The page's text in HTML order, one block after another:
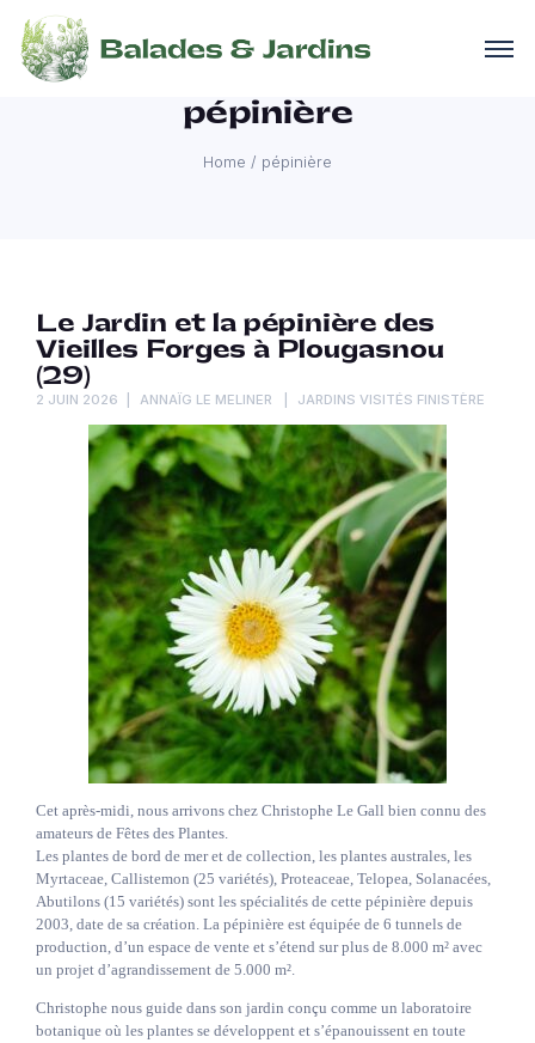
pépinière
Home / pépinière
Le Jardin et la pépinière des
Vieilles Forges à Plougasnou
(29)
2 JUIN 2026 ANNAÏG LE MELINER JARDINS VISITÉS FINISTÈRE
Cet après-midi, nous arrivons chez Christophe Le Gall bien connu des
amateurs de Fêtes des Plantes.
Les plantes de bord de mer et de collection, les plantes australes, les
Myrtaceae, Callistemon (25 variétés), Proteaceae, Telopea, Solanacées,
Abutilons (15 variétés) sont les spécialités de cette pépinière depuis
2003, date de sa création. La pépinière est équipée de 6 tunnels de
production, d’un espace de vente et s’étend sur plus de 8.000 m² avec
un projet d’agrandissement de 5.000 m².
Christophe nous guide dans son jardin conçu comme un laboratoire
botanique où les plantes se développent et s’épanouissent en toute